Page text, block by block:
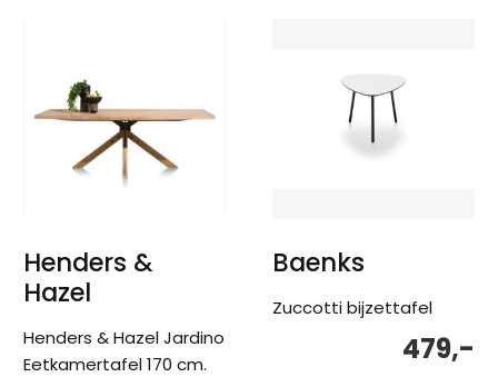
Henders &
Hazel
Henders & Hazel Jardino
Eetkamertafel 170 cm.
Baenks
Zuccotti bijzettafel
479,-